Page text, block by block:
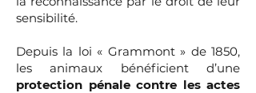
sensibilité.
Depuis la loi « Grammont » de 1850,
les animaux bénéficient d’une
protection pénale contre les actes